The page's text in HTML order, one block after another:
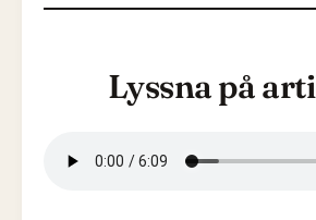
Lyssna på